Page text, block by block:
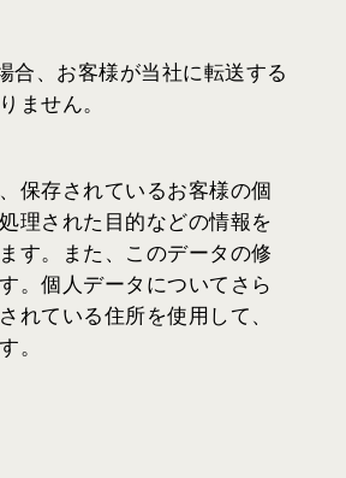
合、お客様が当社に転送する
ません。
保存されているお客様の個
理された目的などの情報を
す。また、このデータの修
。個人データについてさら
れている住所を使用して、
。